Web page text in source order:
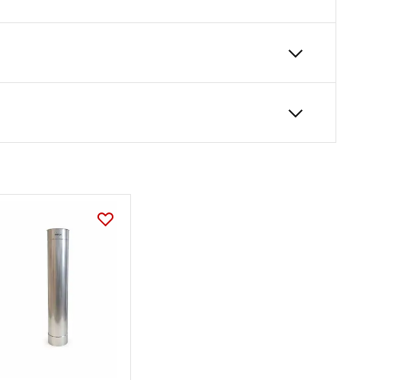
gazem, olejem opałowym oraz peletem.
1.4404
produktu.